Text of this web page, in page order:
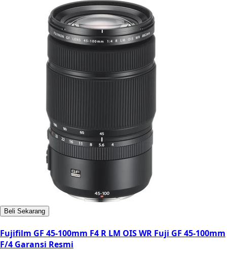
Beli Sekarang
Fujifilm GF 45-100mm F4 R LM OIS WR Fuji GF 45-100mm
F/4 Garansi Resmi